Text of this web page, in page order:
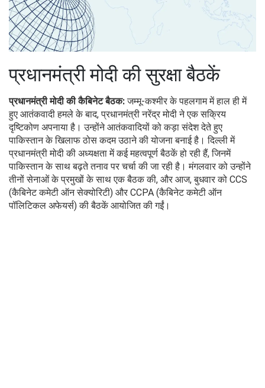
प्रधानमंत्री मोदी की सुरक्षा बैठकें
प्रधानमंत्री मोदी की कैबिनेट बैठक:जम्मू-कश्मीर के पहलगाम में हाल ही में
हुए आतंकवादी हमले के बाद, प्रधानमंत्री नरेंद्र मोदी ने एक सक्रिय
दृष्टिकोण अपनाया है। उन्होंने आतंकवादियों को कड़ा संदेश देते हुए
पाकिस्तान के खिलाफ ठोस कदम उठाने की योजना बनाई है। दिल्ली में
प्रधानमंत्री मोदी की अध्यक्षता में कई महत्वपूर्ण बैठकें हो रही हैं, जिनमें
पाकिस्तान के साथ बढ़ते तनाव पर चर्चा की जा रही है। मंगलवार को उन्होंने
तीनों सेनाओं के प्रमुखों के साथ एक बैठक की, और आज, बुधवार को CCS
(कैबिनेट कमेटी ऑन सेक्योरिटी) और CCPA (कैबिनेट कमेटी ऑन
पॉलिटिकल अफेयर्स) की बैठकें आयोजित की गईं।